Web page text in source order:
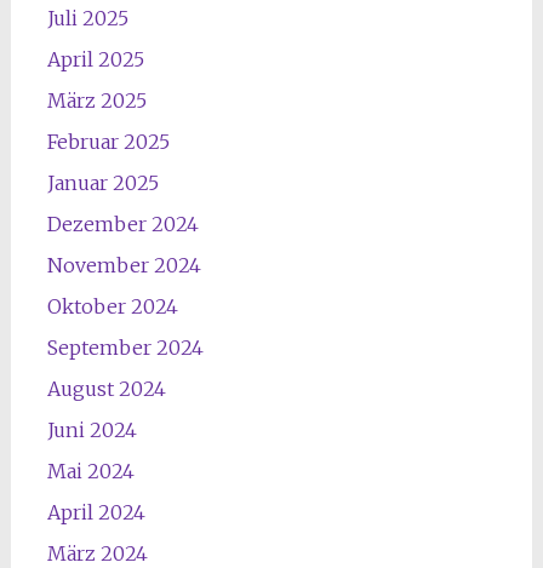
Juli 2025
April 2025
März 2025
Februar 2025
Januar 2025
Dezember 2024
November 2024
Oktober 2024
September 2024
August 2024
Juni 2024
Mai 2024
April 2024
März 2024